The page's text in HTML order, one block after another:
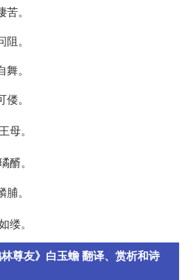
。
。
。
。
母。
醑。
。
缕。
林尊友》白玉蟾 翻译、赏析和诗